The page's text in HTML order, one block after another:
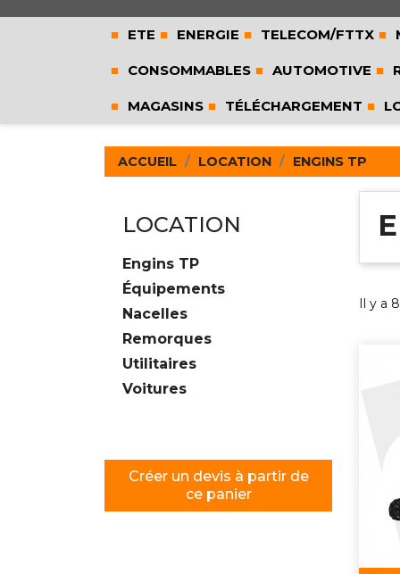
ETE ENERGIE TELECOM/FTTX
CONSOMMABLES AUTOMOTIVE
MAGASINS TÉLÉCHARGEMENT
ACCUEIL LOCATION ENGINS TP
LOCATION
Engins TP
Équipements
Nacelles
Remorques
Utilitaires
Voitures
Créer un devis à partir de
ce panier
Il y a